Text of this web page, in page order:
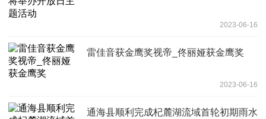
2023-06-16
雷佳音获金鹰奖视帝_佟丽娅获金鹰奖
2023-06-16
通海县顺利完成杞麓湖流域首轮初期雨水